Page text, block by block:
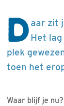
Daar zit
Het
plek
toen het
Waar blijf je